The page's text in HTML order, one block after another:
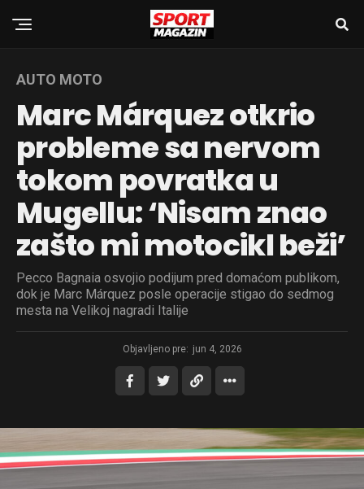
AUTO MOTO
Marc Márquez otkrio
probleme sa nervom
tokom povratka u
Mugellu: ‘Nisam znao
zašto mi motocikl beži’
Pecco Bagnaia osvojio podijum pred domaćom publikom,
dok je Marc Márquez posle operacije stigao do sedmog
mesta na Velikoj nagradi Italije
Objavljeno pre: jun 4, 2026